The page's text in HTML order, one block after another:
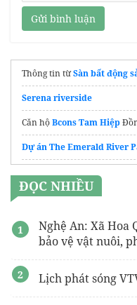
Gửi bình luận
Thông tin từSàn bất động
Serena riverside
Căn hộBcons Tam Hiệp
Dự án The Emerald River
Dự án MT Eastmark City
sunshine river park
Giá Bán Gladia Heights
Website chính thức
xu hướngmẫu nhà đẹp
ĐỌC NHIỀU
Nghệ An: Xã Hoa
bảo vệ vật nuôi,
Lịch phát sóng